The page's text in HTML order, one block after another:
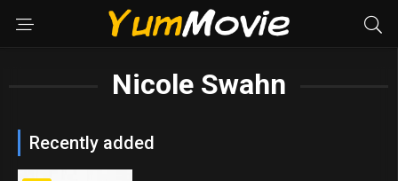
Nicole Swahn
Recently added